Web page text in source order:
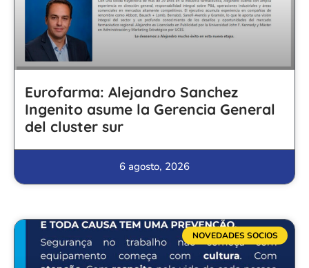
Eurofarma: Alejandro Sanchez
Ingenito asume la Gerencia General
del cluster sur
6 agosto, 2026
NOVEDADES SOCIOS